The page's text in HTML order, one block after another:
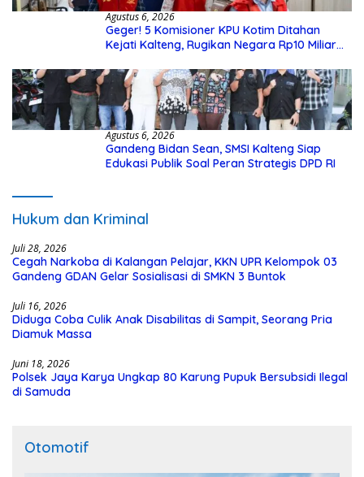
Agustus 6, 2026
Geger! 5 Komisioner KPU Kotim Ditahan
Kejati Kalteng, Rugikan Negara Rp10 Miliar
Agustus 6, 2026
Gandeng Bidan Sean, SMSI Kalteng Siap
Edukasi Publik Soal Peran Strategis DPD RI
Hukum dan Kriminal
Juli 28, 2026
Cegah Narkoba di Kalangan Pelajar, KKN UPR Kelompok 03
Gandeng GDAN Gelar Sosialisasi di SMKN 3 Buntok
Juli 16, 2026
Diduga Coba Culik Anak Disabilitas di Sampit, Seorang Pria
Diamuk Massa
Juni 18, 2026
Polsek Jaya Karya Ungkap 80 Karung Pupuk Bersubsidi Ilegal
di Samuda
Otomotif